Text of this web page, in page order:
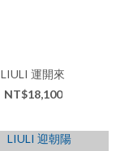
LIULI 運開來
NT$18,100